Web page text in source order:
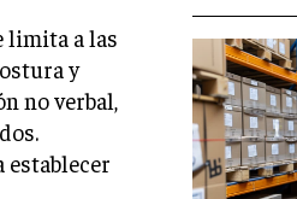
ALIANZAS
TECNOLOGIA
GESTIÓN DE LA
TECNOLÓGICA
limita a las
y
no verbal,
establecer